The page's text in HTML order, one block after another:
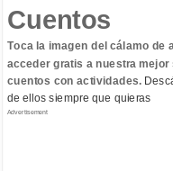
Cuentos
Toca la imagen del cálamo de
acceder gratis a nuestra
cuentos con actividades.
de ellos siempre que quieras
Advertisement